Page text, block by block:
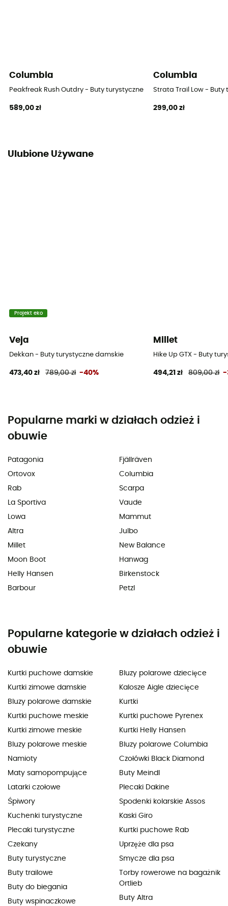
Columbia
Peakfreak Rush Outdry - Buty turystyczne damskie
589,00 zł
Columbia
Strata Trail Low -
299,00 zł
Ulubione Używane
Projekt eko
Veja
Dekkan - Buty turystyczne damskie
473,40 zł 789,00 zł -40%
Millet
Hike Up GTX - Buty
494,21 zł 809,00 zł -
Popularne marki w działach odzież i
obuwie
Patagonia
Ortovox
Rab
La Sportiva
Lowa
Altra
Millet
Moon Boot
Helly Hansen
Barbour
Fjällräven
Columbia
Scarpa
Vaude
Mammut
Julbo
New Balance
Hanwag
Birkenstock
Petzl
Popularne kategorie w działach odzież i
obuwie
Kurtki puchowe damskie
Kurtki zimowe damskie
Bluzy polarowe damskie
Kurtki puchowe meskie
Kurtki zimowe meskie
Bluzy polarowe meskie
Namioty
Maty samopompujące
Latarki czołowe
Śpiwory
Kuchenki turystyczne
Plecaki turystyczne
Czekany
Buty turystyczne
Buty trailowe
Buty do biegania
Buty wspinaczkowe
Bluzy polarowe dziecięce
Kalosze Aigle dziecięce
Kurtki
Kurtki puchowe Pyrenex
Kurtki Helly Hansen
Bluzy polarowe Columbia
Czołówki Black Diamond
Buty Meindl
Plecaki Dakine
Spodenki kolarskie Assos
Kaski Giro
Kurtki puchowe Rab
Uprzęże dla psa
Smycze dla psa
Torby rowerowe na bagażnik
Ortlieb
Buty Altra